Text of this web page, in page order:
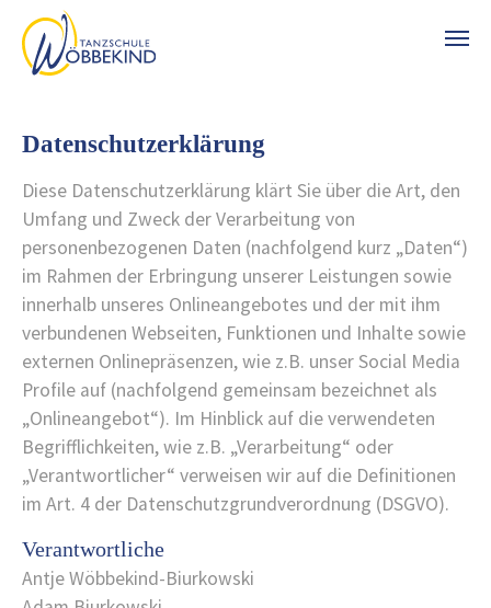
Datenschutzerklärung
Diese Datenschutzerklärung klärt Sie über die Art, den
Umfang und Zweck der Verarbeitung von
personenbezogenen Daten (nachfolgend kurz „Daten“)
im Rahmen der Erbringung unserer Leistungen sowie
innerhalb unseres Onlineangebotes und der mit ihm
verbundenen Webseiten, Funktionen und Inhalte sowie
externen Onlinepräsenzen, wie z.B. unser Social Media
Profile auf (nachfolgend gemeinsam bezeichnet als
„Onlineangebot“). Im Hinblick auf die verwendeten
Begrifflichkeiten, wie z.B. „Verarbeitung“ oder
„Verantwortlicher“ verweisen wir auf die Definitionen
im Art. 4 der Datenschutzgrundverordnung (DSGVO).
Verantwortliche
Antje Wöbbekind-Biurkowski